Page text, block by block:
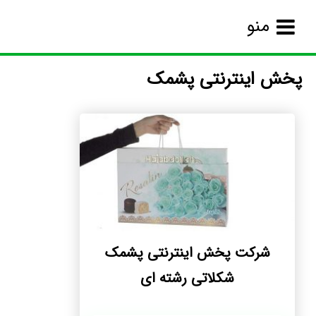
منو
پخش اینترنتی پشمک
شرکت پخش اینترنتی پشمک
شکلاتی رشته ای